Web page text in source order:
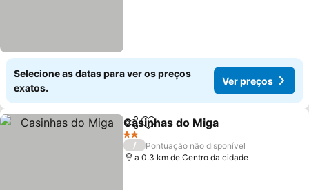
Selecione as datas para ver os preços
exatos.
Ver preços
PartilharAdicionar aos favoritos
Casinhas do Miga
2 Estrelas
/
Pontuação não disponível
a 0.3 km de Centro da cidade